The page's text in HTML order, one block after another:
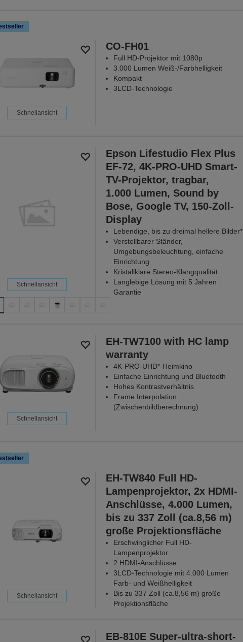
Schnellansicht
CO-FH01
Full HD-Projektor mit 1080p
3.000 Lumen Weiß-/Farbhelligkeit
Kompakt
3LCD-Technologie
Schnellansicht
Epson Lifestudio Flex Plus
EF-72, 4K-PRO-UHD Smart-
TV-Projektor, tragbar,
1.000 Lumen, Sound by
Bose, Google TV, 150-Zoll-
Display
Lebendige, bis zu dreimal hellere Bilder*
Verstellbarer Ständer,
Umgebungsbeleuchtung, einfache
Einrichtung
Kristallklare Stereo-Klangqualität
Langlebige Lösung mit 5 Jahren
Garantie
Schnellansicht
EH-TW7100 with HC lamp
warranty
4K-PRO-UHD*-Heimkino
Einfache Einrichtung und Bluetooth
Hohes Kontrastverhältnis
Frame Interpolation
(Zwischenbildberechnung)
Schnellansicht
EH-TW840 Full HD-
Lampenprojektor, 2x HDMI-
Anschlüsse, 4.000 Lumen,
bis zu 337 Zoll (ca.8,56 m)
große Projektionsfläche
Erschwinglicher Full HD-
Lampenprojektor
2 HDMI-Anschlüsse
3LCD-Technologie mit 4.000 Lumen
Farb- und Weißhelligkeit
Bis zu 337 Zoll (ca.8,56 m) große
Projektionsfläche
EB-810E Super-ultra-short-